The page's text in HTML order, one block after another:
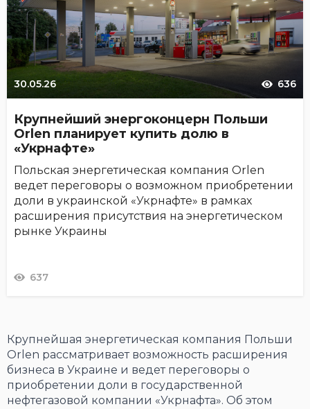
30.05.26 636
Крупнейший энергоконцерн Польши
Orlen планирует купить долю в
«Укрнафте»
Польская энергетическая компания Orlen
ведет переговоры о возможном приобретении
доли в украинской «Укрнафте» в рамках
расширения присутствия на энергетическом
рынке Украины
637
Крупнейшая энергетическая компания Польши
Orlen рассматривает возможность расширения
бизнеса в Украине и ведет переговоры о
приобретении доли в государственной
нефтегазовой компании «Укрнафта». Об этом